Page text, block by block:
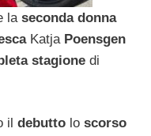
la seconda donna
Katja Poensgen
stagione di
il debutto lo scorso